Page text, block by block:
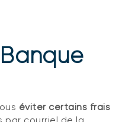
éviter certains frais